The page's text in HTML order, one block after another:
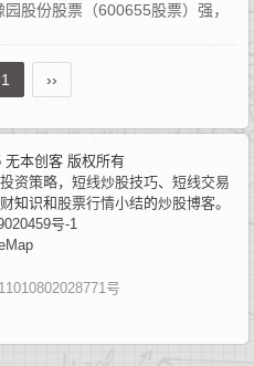
股份股票（600655股票）强，
场没什...
1 ››
本创客 版权所有
资策略， 短线炒股技巧、 短线交易
知识和 股票行情小结的炒股博客。
号-1
号